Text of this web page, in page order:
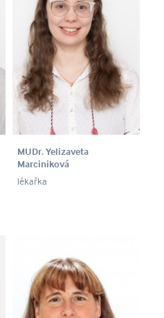
MUDr. Yelizaveta
Marciniková
lékařka